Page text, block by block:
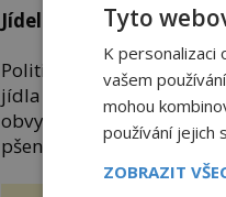
Jídelníček Athéňana
Politický život má ve
jídla se kvůli němu
obvykle chléb a zobou k
pšeničnou placku s
Tyto
K personalizaci
vašem
mohou
používání jejich
ZOBRAZIT